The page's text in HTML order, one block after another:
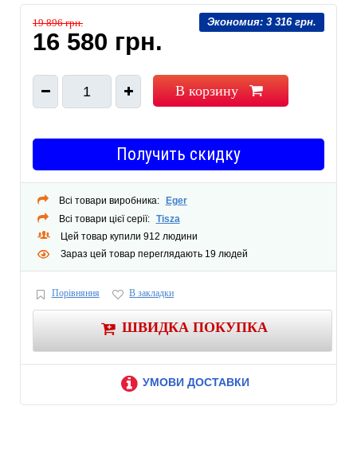
Экономия: 3 316 грн.
19 896 грн.
16 580 грн.
1 В корзину
Получить скидку
Всі товари виробника:
Eger
Всі товари цієї серії: Tisza
Цей товар купили 912 людини
Зараз цей товар переглядають 19 людей
Порівняння В закладки
ШВИДКА ПОКУПКА
УМОВИ ДОСТАВКИ